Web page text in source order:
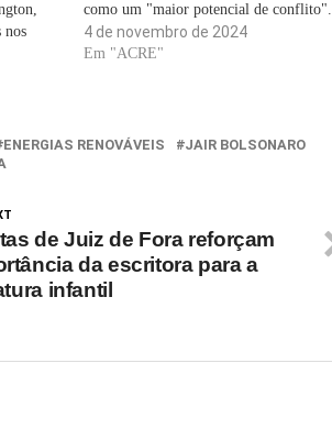
nos
como um "maior potencial de conflito".
A lista de preocupações inclui agenda
climática, Venezuela, Elon Musk e as
4 de novembro de 2024
Em "ACRE"
ENERGIAS RENOVÁVEIS
JAIR BOLSONARO
de Juiz de Fora reforçam
da escritora para a
infantil